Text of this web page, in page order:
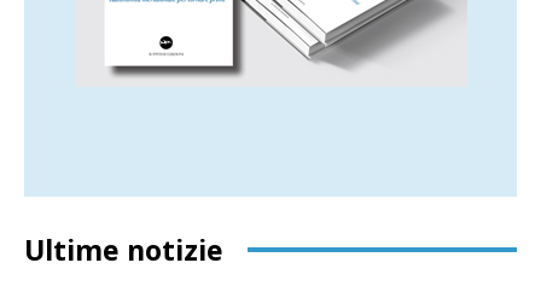
Ultime notizie